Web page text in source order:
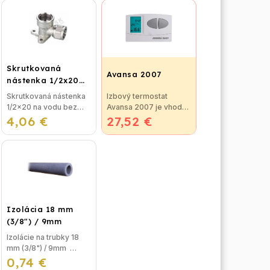
Skrutkovaná
nástenka 1/2x20
na vodu
4,06 €
Skrutkovaná nástenka
1/2x20 na vodu bez
nutnosti lisovania,
použitie pre
plastohlikové potrubie
Avansa 2007
27,52 €
Izbový termostat
Avansa 2007 je vhodný
na reguláciu väčšiny
kotlov. Termostat je
Izolácia 18 mm
(3/8") / 9mm
0,74 €
Izolácie na trubky 18
mm (3/8") / 9mm
Izolácia na potrubie,